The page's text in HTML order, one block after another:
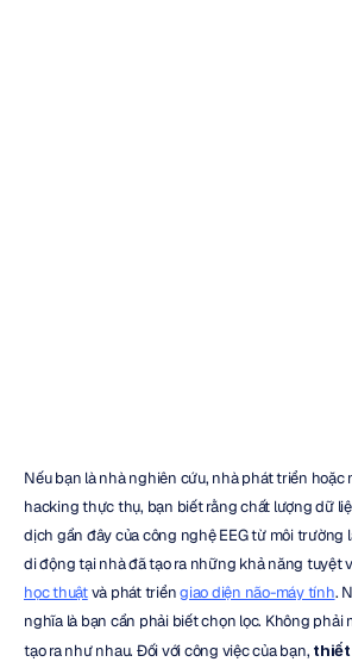
Nếu bạn là nhà nghiên cứu, nhà phát triển hoặc
hacking thực thụ, bạn biết rằng chất lượng dữ
dịch gần đây của công nghệ EEG từ môi trường
di động tại nhà đã tạo ra những khả năng tuyệt
học thuật và phát triển giao diện não-máy tính.
nghĩa là bạn cần phải biết chọn lọc. Không phải
tạo ra như nhau. Đối với công việc của bạn, thiết